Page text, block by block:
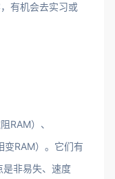
有机会去实习或
RAM）、
变RAM）。它们有
是非易失、速度